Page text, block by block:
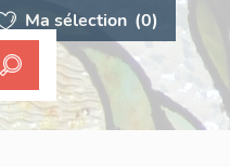
Ma sélection (0)